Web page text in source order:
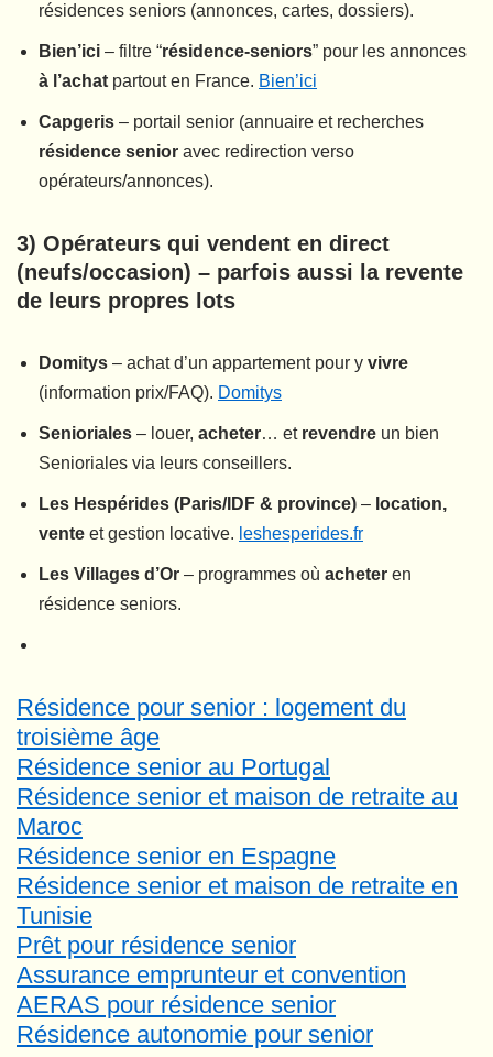
résidences seniors (annonces, cartes, dossiers).
Bien’ici – filtre “résidence-seniors” pour les annonces
à l’achat partout en France. Bien’ici
Capgeris – portail senior (annuaire et recherches
résidence senior avec redirection verso
opérateurs/annonces).
3) Opérateurs qui vendent en direct
(neufs/occasion) – parfois aussi la revente
de leurs propres lots
Domitys – achat d’un appartement pour y vivre
(information prix/FAQ). Domitys
Senioriales – louer, acheter… et revendre un bien
Senioriales via leurs conseillers.
Les Hespérides (Paris/IDF & province) – location,
vente et gestion locative. leshesperides.fr
Les Villages d’Or – programmes où acheter en
résidence seniors.
Résidence pour senior : logement du
troisième âge
Résidence senior au Portugal
Résidence senior et maison de retraite au
Maroc
Résidence senior en Espagne
Résidence senior et maison de retraite en
Tunisie
Prêt pour résidence senior
Assurance emprunteur et convention
AERAS pour résidence senior
Résidence autonomie pour senior